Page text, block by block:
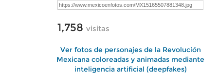
1,758 visitas
Ver fotos de personajes de la Revolución
Mexicana coloreadas y animadas mediante
inteligencia artificial (deepfakes)